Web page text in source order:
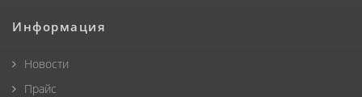
Информация
Новости
Прайс